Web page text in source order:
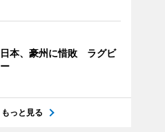
日本、豪州に惜敗 ラグビ
ー
もっと見る